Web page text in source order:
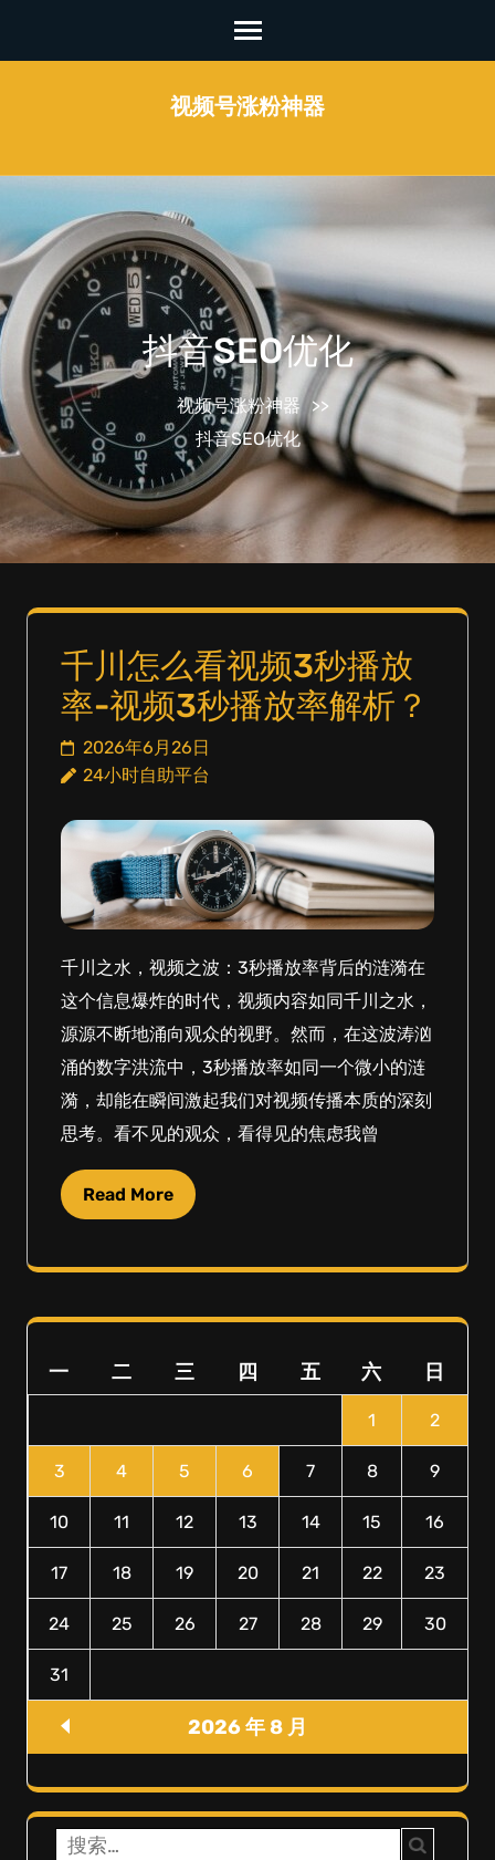
视频号涨粉神器
抖音SEO优化
视频号涨粉神器
>>
抖音SEO优化
千川怎么看视频3秒播放
率-视频3秒播放率解析？
2026年6月26日
24小时自助平台
千川之水，视频之波：3秒播放率背后的涟漪在
这个信息爆炸的时代，视频内容如同千川之水，
源源不断地涌向观众的视野。然而，在这波涛汹
涌的数字洪流中，3秒播放率如同一个微小的涟
漪，却能在瞬间激起我们对视频传播本质的深刻
思考。看不见的观众，看得见的焦虑我曾
Read More
2026 年 8 月
一 二 三 四 五 六 日
1 2
3 4 5 6 7 8 9
10 11 12 13 14 15 16
17 18 19 20 21 22 23
24 25 26 27 28 29 30
31
搜